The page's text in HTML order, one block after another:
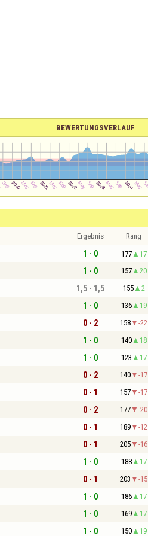
BEWERTUNGSVERLAUF
Ergebnis Rang
1 - 0 177 17
1 - 0 157 20
1,5 - 1,5 155 2
1 - 0 136 19
0 - 2 158 -22
1 - 0 140 18
1 - 0 123 17
0 - 2 140 -17
0 - 1 157 -17
0 - 2 177 -20
0 - 1 189 -12
0 - 1 205 -16
1 - 0 188 17
0 - 1 203 -15
1 - 0 186 17
1 - 0 169 17
1 - 0 150 19